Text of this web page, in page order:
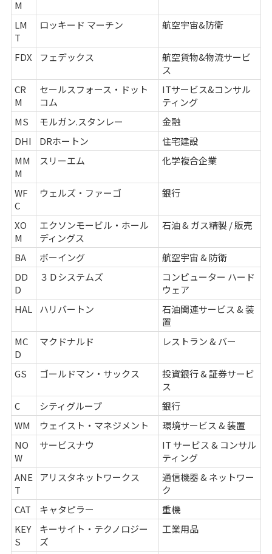
M
LM
T
ロッキード マーチン 航空宇宙&防衛
FDX フェデックス
航空貨物&物流サービ
ス
CR
M
セールスフォース・ドット
コム
ITサービス&コンサル
ティング
MS
モルガン.スタンレー
金融
DHI
DRホートン
住宅建設
MM
M
スリーエム 化学複合企業
WF
C
ウェルズ・ファーゴ 銀行
XO
M
エクソンモービル・ホール
ディングス
石油 & ガス精製 / 販売
BA ボーイング
航空宇宙 & 防衛
DD
D
３Ｄシステムズ
コンピューター ハード
ウェア
HAL
ハリバートン
石油関連サービス & 装
置
MC
D
マクドナルド レストラン & バー
GS ゴールドマン・サックス
投資銀行 & 証券サービ
ス
C
シティグループ
銀行
WM
ウェイスト・マネジメント
環境サービス & 装置
NO
W
サービスナウ
IT サービス & コンサル
ティング
ANE
T
アリスタネットワークス
通信機器 & ネットワー
ク
CAT
キャタピラー
重機
KEY
S
キーサイト・テクノロジー
ズ
工業用品